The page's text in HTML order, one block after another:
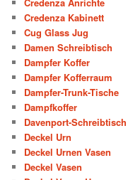
Credenza Kabinett
Cug Glass Jug
Damen Schreibtisch
Dampfer Koffer
Dampfer Kofferraum
Dampfer-Trunk-Tische
Dampfkoffer
Davenport-Schreibtisch
Deckel Urn
Deckel Urnen Vasen
Deckel Vasen